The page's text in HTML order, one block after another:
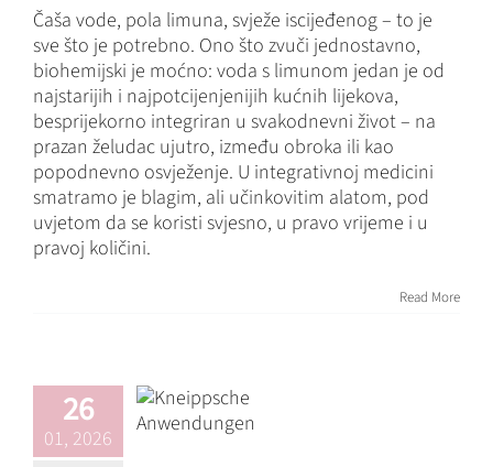
Čaša vode, pola limuna, svježe iscijeđenog – to je
sve što je potrebno. Ono što zvuči jednostavno,
biohemijski je moćno: voda s limunom jedan je od
najstarijih i najpotcijenjenijih kućnih lijekova,
besprijekorno integriran u svakodnevni život – na
prazan želudac ujutro, između obroka ili kao
popodnevno osvježenje. U integrativnoj medicini
smatramo je blagim, ali učinkovitim alatom, pod
uvjetom da se koristi svjesno, u pravo vrijeme i u
pravoj količini.
Read More
26
01, 2026
um i dušu
Blog imuni sistem